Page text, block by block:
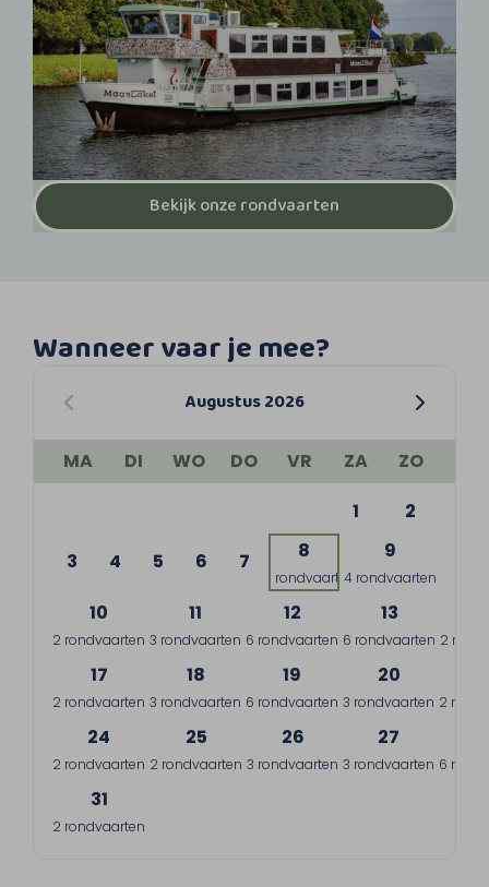
Bekijk onze rondvaarten
Wanneer vaar je mee?
Augustus 2026
MA DI WO DO VR ZA
ZO
1
2
3 4 5 6 7 8
1 rondvaart
9
4 rondvaarten
10
2 rondvaarten
11
3 rondvaarten
12
6 rondvaarten
13
6 rondvaarten 2
17
2 rondvaarten
18
3 rondvaarten
19
6 rondvaarten
20
3 rondvaarten 2
24
2 rondvaarten
25
2 rondvaarten
26
3 rondvaarten
27
3 rondvaarten 6
31
2 rondvaarten